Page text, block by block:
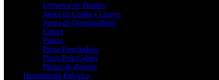
Extractor de Fluidos
Juego de Copas y Llaves
Juego de Desarmadores
Cincel
Pinzas
Pinza Ponchadora
Pinza Pela Cables
Pinzas de Presión
Herramienta Eléctrica